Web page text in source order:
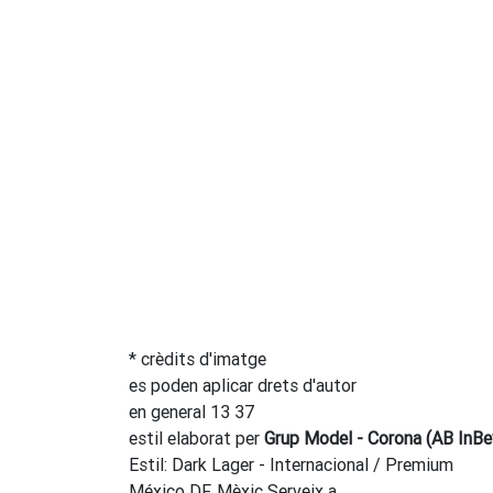
* crèdits d'imatge
es poden aplicar drets d'autor
en general 13 37
estil elaborat per Grup Model - Corona (AB
Estil: Dark Lager - Internacional / Premium